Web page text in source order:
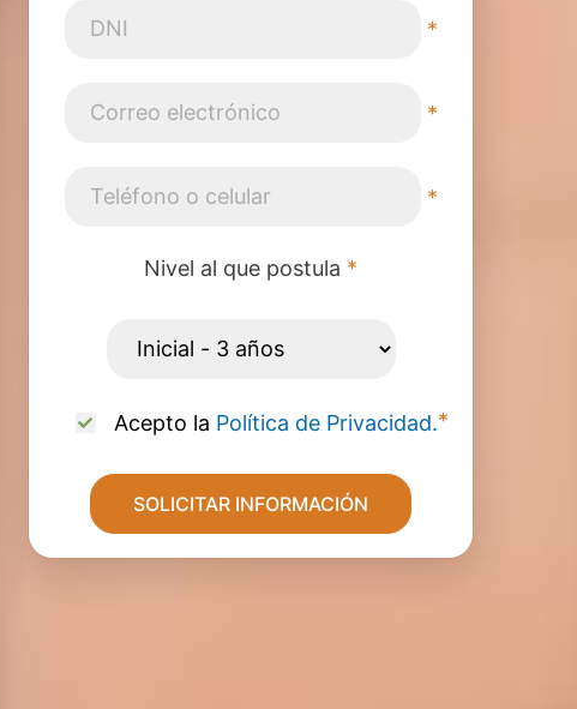
*
*
*
Nivel al que postula *
Acepto la Política de Privacidad.*